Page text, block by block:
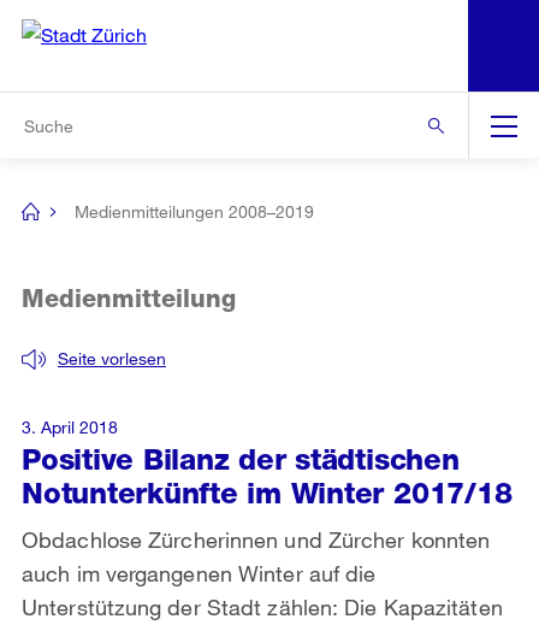
Navigation
[no
Medienmitteilungen 2008–2019
Positive Bilanz der städtischen
Notunterkünfte im Winter 2017/18
Seite vorlesen
Medienmitteilung
Obdachlose Zürcherinnen und Zürcher konnten
auch im vergangenen Winter auf die
Unterstützung der Stadt zählen: Die Kapazitäten
3. April 2018